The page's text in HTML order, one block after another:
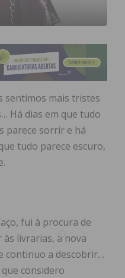
sentimos mais tristes
Há dias em que tudo
parece sorrir e há
tudo parece escuro,
fui à procura de
às livrarias, a nova
continuo a descobrir…
que considero